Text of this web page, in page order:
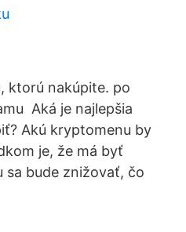
ktorú nakúpite. po
Aká je najlepšia
Akú kryptomenu by
je, že má byť
bude znižovať, čo